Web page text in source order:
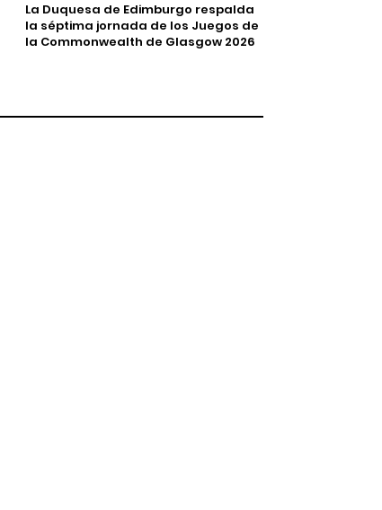
La Duquesa de Edimburgo respalda
la séptima jornada de los Juegos de
la Commonwealth de Glasgow 2026